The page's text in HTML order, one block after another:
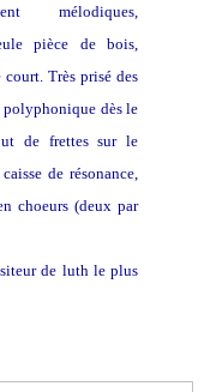
mélodiques,
pièce de bois,
Très prisé des
polyphonique dès le
de frettes sur le
de résonance,
choeurs (deux par
de luth le plus